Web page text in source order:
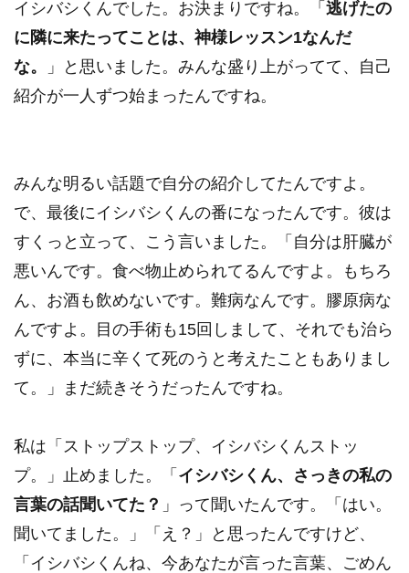
イシバシくんでした。お決まりですね。「 逃げたの
に隣に来たってことは、神様レッスン1なんだ
な。
」と思いました。みんな盛り上がってて、自己
紹介が一人ずつ始まったんですね。
みんな明るい話題で自分の紹介してたんですよ。
で、最後にイシバシくんの番になったんです。彼は
すくっと立って、こう言いました。「自分は肝臓が
悪いんです。食べ物止められてるんですよ。もちろ
ん、お酒も飲めないです。難病なんです。膠原病な
んですよ。目の手術も15回しまして、それでも治ら
ずに、本当に辛くて死のうと考えたこともありまし
て。」まだ続きそうだったんですね。
私は「ストップストップ、イシバシくんストッ
プ。」止めました。「 イシバシくん、さっきの私の
言葉の話聞いてた？ 」って聞いたんです。「はい。
聞いてました。」「え？」と思ったんですけど、
「イシバシくんね、今あなたが言った言葉、ごめん